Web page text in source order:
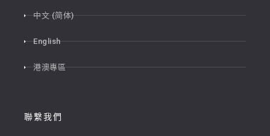
中文 (简体)
English
港澳專區
聯繫我們